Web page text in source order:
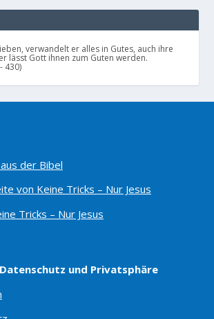
verwandelt er alles in Gutes, auch ihre
lässt Gott ihnen zum Guten werden.
430)
der Bibel
von Keine Tricks – Nur Jesus
Tricks – Nur Jesus
und Privatsphäre